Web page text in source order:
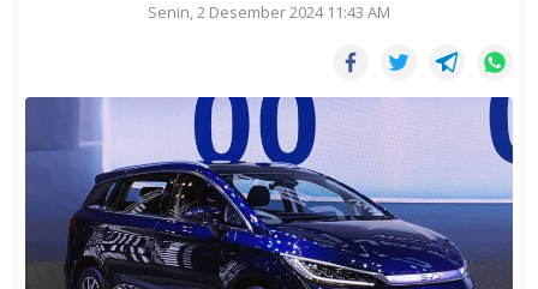
Senin, 2 Desember 2024 11:43 AM